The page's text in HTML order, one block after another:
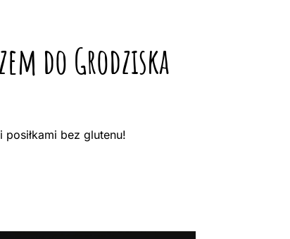
do Grodziska
bez glutenu!